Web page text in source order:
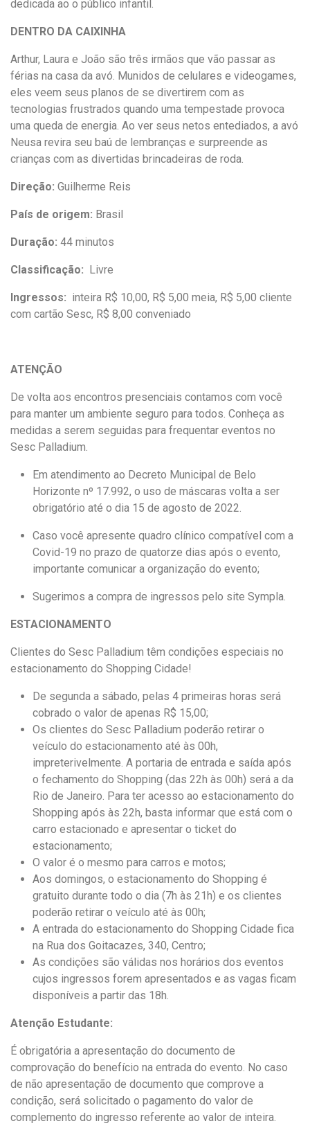
dedicada ao o público infantil.
DENTRO DA CAIXINHA
Arthur, Laura e João são três irmãos que vão passar as
férias na casa da avó. Munidos de celulares e videogames,
eles veem seus planos de se divertirem com as
tecnologias frustrados quando uma tempestade provoca
uma queda de energia. Ao ver seus netos entediados, a avó
Neusa revira seu baú de lembranças e surpreende as
crianças com as divertidas brincadeiras de roda.
Direção: Guilherme Reis
País de origem: Brasil
Duração: 44 minutos
Classificação: Livre
Ingressos: inteira R$ 10,00, R$ 5,00 meia, R$ 5,00 cliente
com cartão Sesc, R$ 8,00 conveniado
ATENÇÃO
De volta aos encontros presenciais contamos com você
para manter um ambiente seguro para todos. Conheça as
medidas a serem seguidas para frequentar eventos no
Sesc Palladium.
Em atendimento ao Decreto Municipal de Belo
Horizonte nº 17.992, o uso de máscaras volta a ser
obrigatório até o dia 15 de agosto de 2022.
Caso você apresente quadro clínico compatível com a
Covid-19 no prazo de quatorze dias após o evento,
importante comunicar a organização do evento;
Sugerimos a compra de ingressos pelo site Sympla.
ESTACIONAMENTO
Clientes do Sesc Palladium têm condições especiais no
estacionamento do Shopping Cidade!
De segunda a sábado, pelas 4 primeiras horas será
cobrado o valor de apenas R$ 15,00;
Os clientes do Sesc Palladium poderão retirar o
veículo do estacionamento até às 00h,
impreterivelmente. A portaria de entrada e saída após
o fechamento do Shopping (das 22h às 00h) será a da
Rio de Janeiro. Para ter acesso ao estacionamento do
Shopping após às 22h, basta informar que está com o
carro estacionado e apresentar o ticket do
estacionamento;
O valor é o mesmo para carros e motos;
Aos domingos, o estacionamento do Shopping é
gratuito durante todo o dia (7h às 21h) e os clientes
poderão retirar o veículo até às 00h;
A entrada do estacionamento do Shopping Cidade fica
na Rua dos Goitacazes, 340, Centro;
As condições são válidas nos horários dos eventos
cujos ingressos forem apresentados e as vagas ficam
disponíveis a partir das 18h.
Atenção Estudante:
É obrigatória a apresentação do documento de
comprovação do benefício na entrada do evento. No caso
de não apresentação de documento que comprove a
condição, será solicitado o pagamento do valor de
complemento do ingresso referente ao valor de inteira.